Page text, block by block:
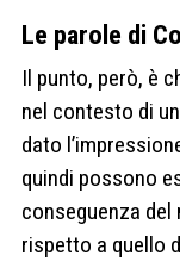
Le parole di
Il punto, però, è
nel contesto di
dato
quindi possono
conseguenza
rispetto a quello